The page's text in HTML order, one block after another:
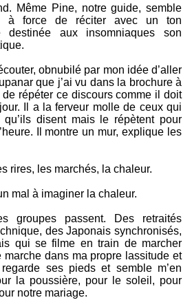
Même Pine, notre guide, semble
à force de réciter avec un ton
destinée aux insomniaques son
obnubilé par mon idée d’aller
que j’ai vu dans la brochure à
de répéter ce discours comme il doit
Il a la ferveur molle de ceux qui
disent mais le répètent pour
Il montre un mur, explique les
rires, les marchés, la chaleur.
mal à imaginer la chaleur.
groupes passent. Des retraités
des Japonais synchronisés,
qui se filme en train de marcher
marche dans ma propre lassitude et
ses pieds et semble m’en
la poussière, pour le soleil, pour
notre mariage.